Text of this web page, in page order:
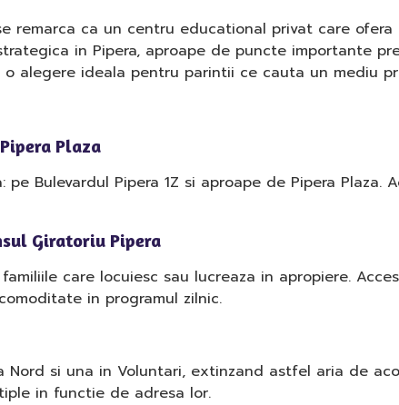
remarca ca un centru educational privat care
in Pipera, aproape de puncte importante
alegere ideala pentru parintii ce cauta un mediu
Plaza
Bulevardul Pipera 1Z si aproape de Pipera
Giratoriu Pipera
care locuiesc sau lucreaza in apropiere.
in programul zilnic.
Nord si una in Voluntari, extinzand astfel aria de
in functie de adresa lor.